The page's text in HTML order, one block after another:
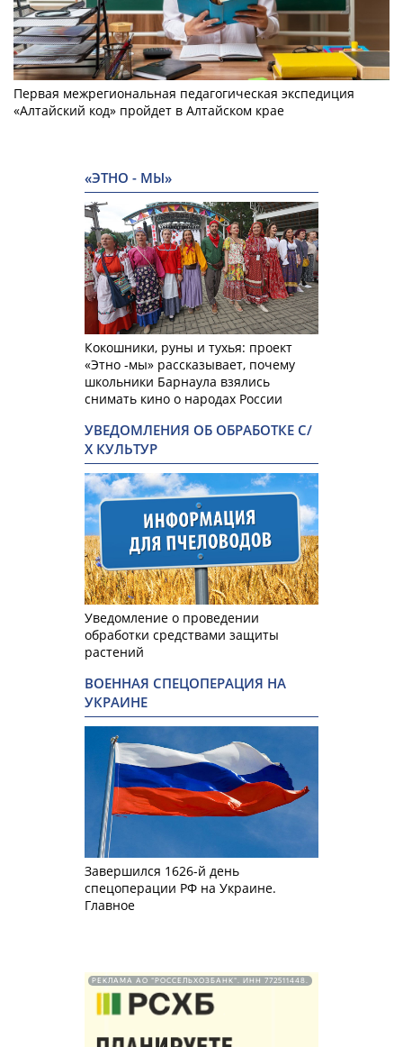
Первая межрегиональная педагогическая экспедиция
«Алтайский код» пройдет в Алтайском крае
«ЭТНО - МЫ»
Кокошники, руны и тухья: проект
«Этно -мы» рассказывает, почему
школьники Барнаула взялись
снимать кино о народах России
УВЕДОМЛЕНИЯ ОБ ОБРАБОТКЕ С/
Х КУЛЬТУР
Уведомление о проведении
обработки средствами защиты
растений
ВОЕННАЯ СПЕЦОПЕРАЦИЯ НА
УКРАИНЕ
Завершился 1626-й день
спецоперации РФ на Украине.
Главное
РЕКЛАМА АО "РОССЕЛЬХОЗБАНК". ИНН 772511448.